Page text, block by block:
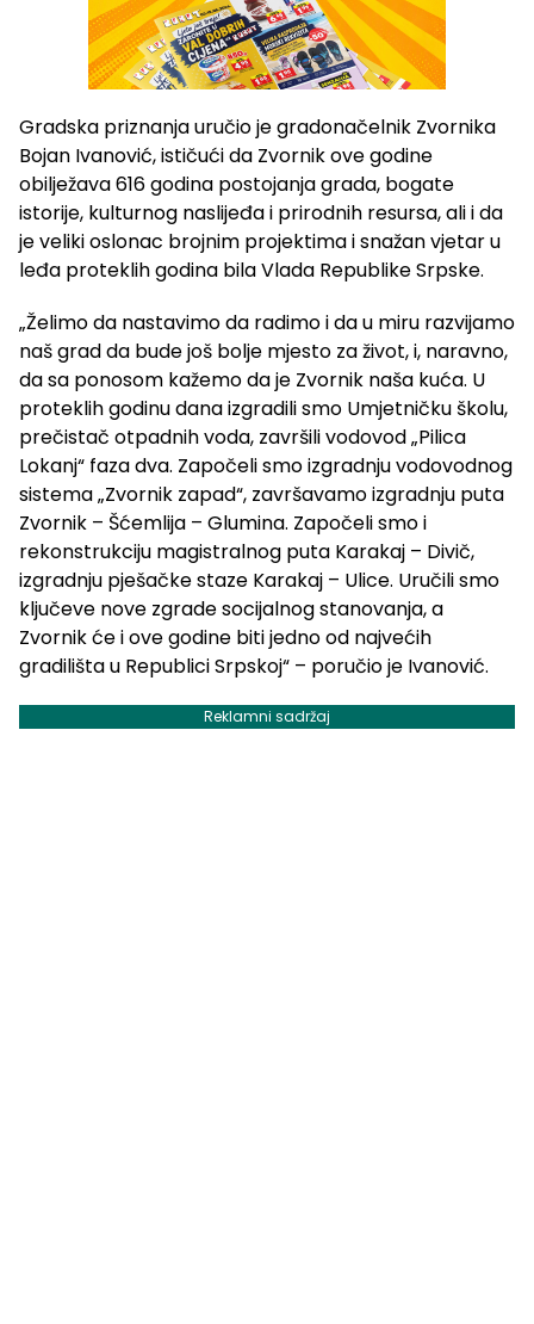
Gradska priznanja uručio je gradonačelnik Zvornika
Bojan Ivanović, ističući da Zvornik ove godine
obilježava 616 godina postojanja grada, bogate
istorije, kulturnog naslijeđa i prirodnih resursa, ali i da
je veliki oslonac brojnim projektima i snažan vjetar u
leđa proteklih godina bila Vlada Republike Srpske.
„Želimo da nastavimo da radimo i da u miru razvijamo
naš grad da bude još bolje mjesto za život, i, naravno,
da sa ponosom kažemo da je Zvornik naša kuća. U
proteklih godinu dana izgradili smo Umjetničku školu,
prečistač otpadnih voda, završili vodovod „Pilica
Lokanj“ faza dva. Započeli smo izgradnju vodovodnog
sistema „Zvornik zapad“, završavamo izgradnju puta
Zvornik – Šćemlija – Glumina. Započeli smo i
rekonstrukciju magistralnog puta Karakaj – Divič,
izgradnju pješačke staze Karakaj – Ulice. Uručili smo
ključeve nove zgrade socijalnog stanovanja, a
Zvornik će i ove godine biti jedno od najvećih
gradilišta u Republici Srpskoj“ – poručio je Ivanović.
Reklamni sadržaj